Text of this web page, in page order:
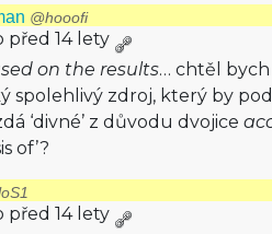
@hooofi
před 14 lety
on the results… chtěl bych
spolehlivý zdroj, který by
‘divné’ z důvodu dvojice
of’?
před 14 lety